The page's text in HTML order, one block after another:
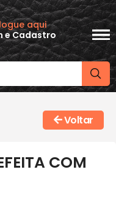
aqui
eCadastro
Voltar
COM